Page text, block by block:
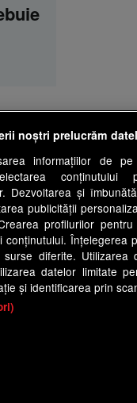
Politica de cookies
Program Happy
chefi.ro
zutv.ro Trends
Toate drepturile
noștri prelucrăm
informațiilor de
conținutului
Dezvoltarea și
publicității
profilurilor
conținutului. Înțelegerea
diferite. Utilizarea
datelor limitate
și identificarea prin